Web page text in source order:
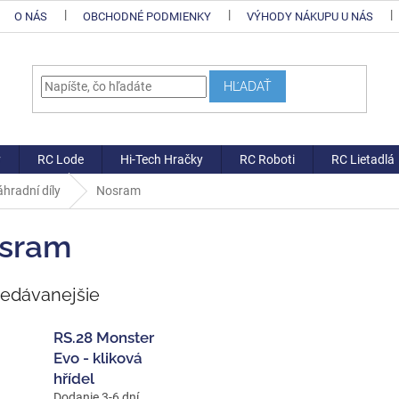
O NÁS OBCHODNÉ PODMIENKY VÝHODY NÁKUPU U NÁS
HĽADAŤ
RC Lode Hi-Tech Hračky RC Roboti RC Lietadlá
díly Nosram
RS.28 Monster
Evo - kliková
hřídel